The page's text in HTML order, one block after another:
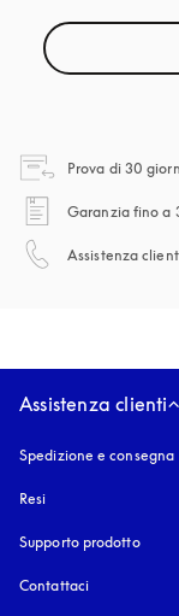
Prova di 30
Garanzia fino a
Assistenza
Assistenza clienti
Spedizione e consegna
Resi
Supporto prodotto
Contattaci